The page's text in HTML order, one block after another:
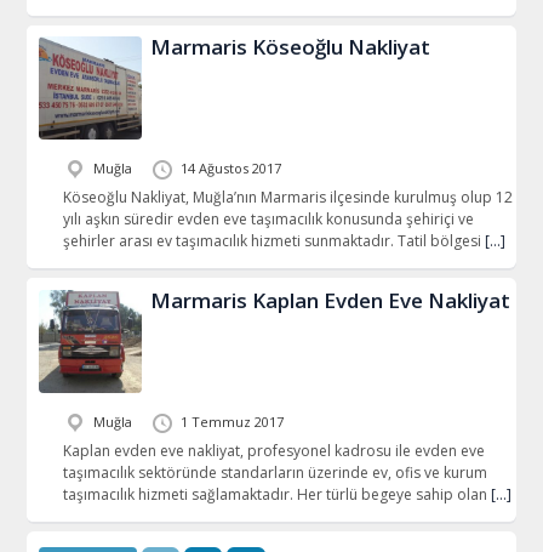
Marmaris Köseoğlu Nakliyat
Muğla 14 Ağustos 2017
Köseoğlu Nakliyat, Muğla’nın Marmaris ilçesinde kurulmuş olup 12
yılı aşkın süredir evden eve taşımacılık konusunda şehiriçi ve
şehirler arası ev taşımacılık hizmeti sunmaktadır. Tatil bölgesi […]
Marmaris Kaplan Evden Eve Nakliyat
Muğla 1 Temmuz 2017
Kaplan evden eve nakliyat, profesyonel kadrosu ile evden eve
taşımacılık sektöründe standarların üzerinde ev, ofis ve kurum
taşımacılık hizmeti sağlamaktadır. Her türlü begeye sahip olan […]